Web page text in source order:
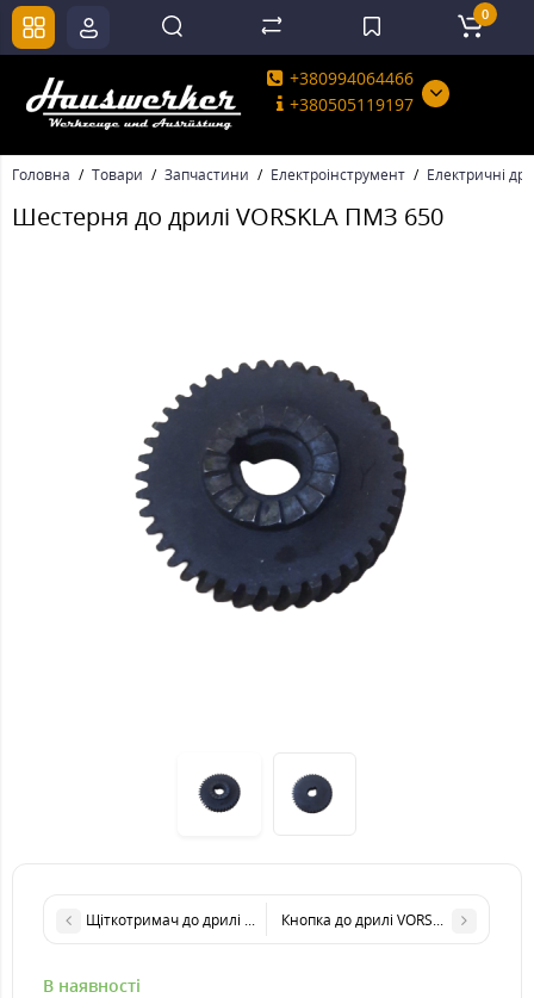
+380994064466
+380505119197
0
Головна Товари Запчастини Електроінструмент Електричні
Шестерня до дрилі VORSKLA ПМЗ 650
Щіткотримач до дрилі VILMAS 700-ID-13Кнопка до дрилі VORSKLA ПМЗ 650
В наявності